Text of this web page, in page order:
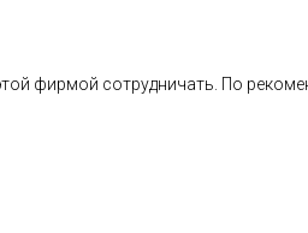
фирмой сотрудничать. По